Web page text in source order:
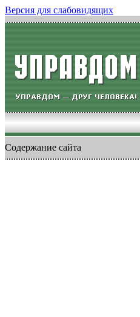
Версия для слабовидящих
Содержание сайта